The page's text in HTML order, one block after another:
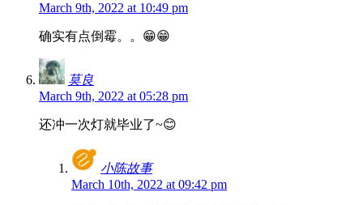
March 9th, 2022 at 10:49 pm
确实有点倒霉。。😁😁
莫良
March 9th, 2022 at 05:28 pm
还冲一次灯就毕业了~😊
小陈故事
March 10th, 2022 at 09:42 pm